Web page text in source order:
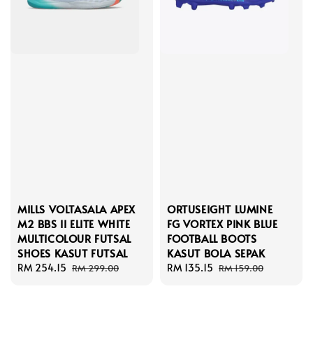
MILLS VOLTASALA APEX
M2 BBS II ELITE WHITE
MULTICOLOUR FUTSAL
SHOES KASUT FUTSAL
Sale
RM 254.15 Regular
RM 299.00
ORTUSEIGHT LUMINE
FG VORTEX PINK BLUE
FOOTBALL BOOTS
KASUT BOLA SEPAK
Sale
RM 135.15 Regular
RM 159.00